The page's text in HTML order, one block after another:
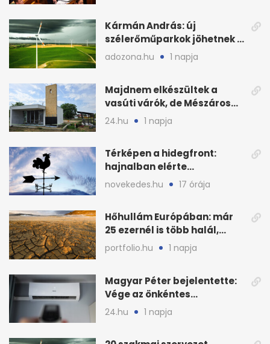
Kármán András: új
szélerőműparkok jöhetnek a
kormányülés döntése
adozona.hu 1 napja
Majdnem elkészültek a
vasúti várók, de Mészáros
bizalmasa leromboltatja
24.hu 1 napja
Térképen a hidegfront:
hajnalban elérte
Magyarország határát
novekedes.hu 17 órája
Hőhullám Európában: már
25 ezernél is több halál,
folytatódhat
portfolio.hu 1 napja
Magyar Péter bejelentette:
Vége az önkéntes
fogyasztáscsökkentésnek
24.hu 1 napja